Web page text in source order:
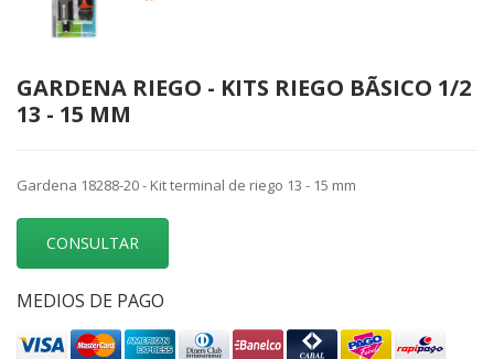
GARDENA RIEGO - KITS RIEGO BÃSICO 1/2
13 - 15 MM
Gardena 18288-20 - Kit terminal de riego 13 - 15 mm
CONSULTAR
MEDIOS DE PAGO